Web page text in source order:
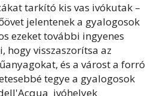
tarkító kis vas ivókutak –
jelentenek a gyalogosok
ezeket további ingyenes
hogy visszaszorítsa az
és a várost a forró
tegye a gyalogosok
ivóhelyek